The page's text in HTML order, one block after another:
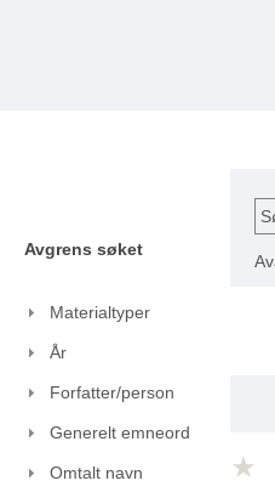
Avgrens søket
Materialtyper
År
Forfatter/person
Generelt emneord
Omtalt navn